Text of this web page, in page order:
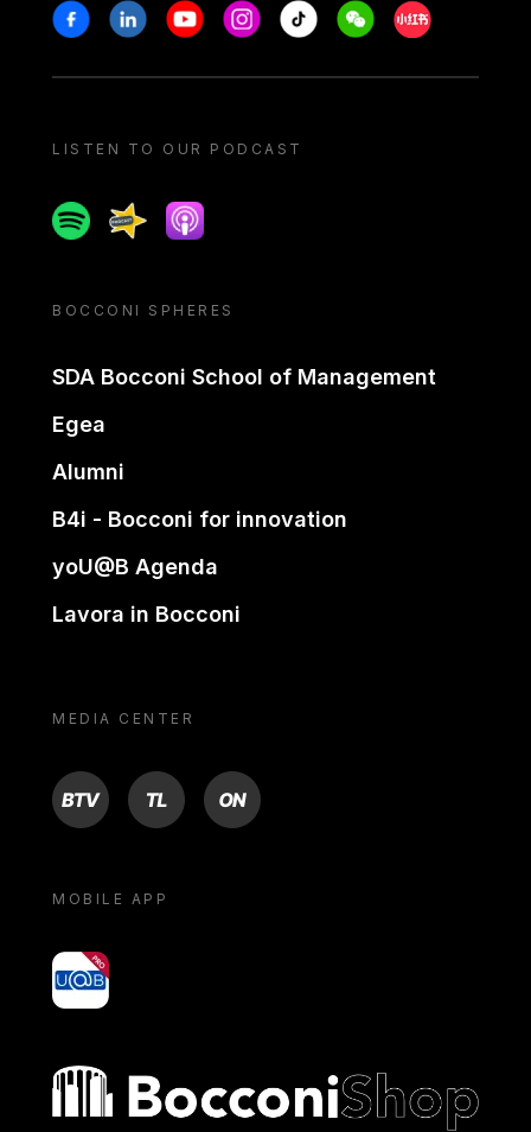
Stay in touch
FacebookLinkedinYoutubeInstagram
Tiktok WeechatXiaohongshu/
LISTEN TO OUR PODCAST
SpotifySpreakerApple podcast
BOCCONI SPHERES
SDA Bocconi School of Management
Egea
Alumni
B4i - Bocconi for innovation
yoU@B Agenda
Lavora in Bocconi
MEDIA CENTER
BTV TL ON
MOBILE APP
yoU@B
Bocconi shop